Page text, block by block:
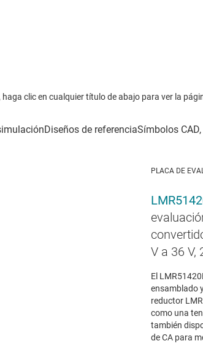
clic en cualquier título de abajo para ver la
PLACA DE
V a 36 V,
El
ensamblado
reductor
como una
también
de CA para